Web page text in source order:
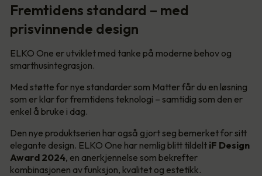
Fremtidens standard – med
prisvinnende design
ELKO One er utviklet med tanke på moderne behov og
smarthusintegrasjon.
Med støtte for nye standarder som Matter får du en løsning
som er klar for fremtidens teknologi – samtidig som den er
enkel å bruke i dag.
Den nye produktserien har også gjort seg bemerket for sitt
elegante design. ELKO One har nemlig blitt tildelt iF Design
Award 2024, en anerkjennelse som bekrefter
kombinasjonen av funksjon, kvalitet og estetikk.